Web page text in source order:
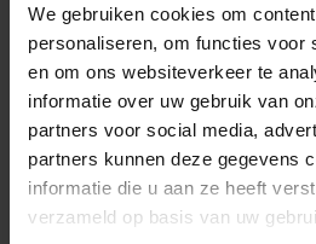
We gebruiken cookies om
personaliseren, om functies voor
en om ons websiteverkeer te
informatie over uw gebruik van
partners voor social media,
partners kunnen deze gegevens
informatie die u aan ze heeft
verzameld op basis van uw